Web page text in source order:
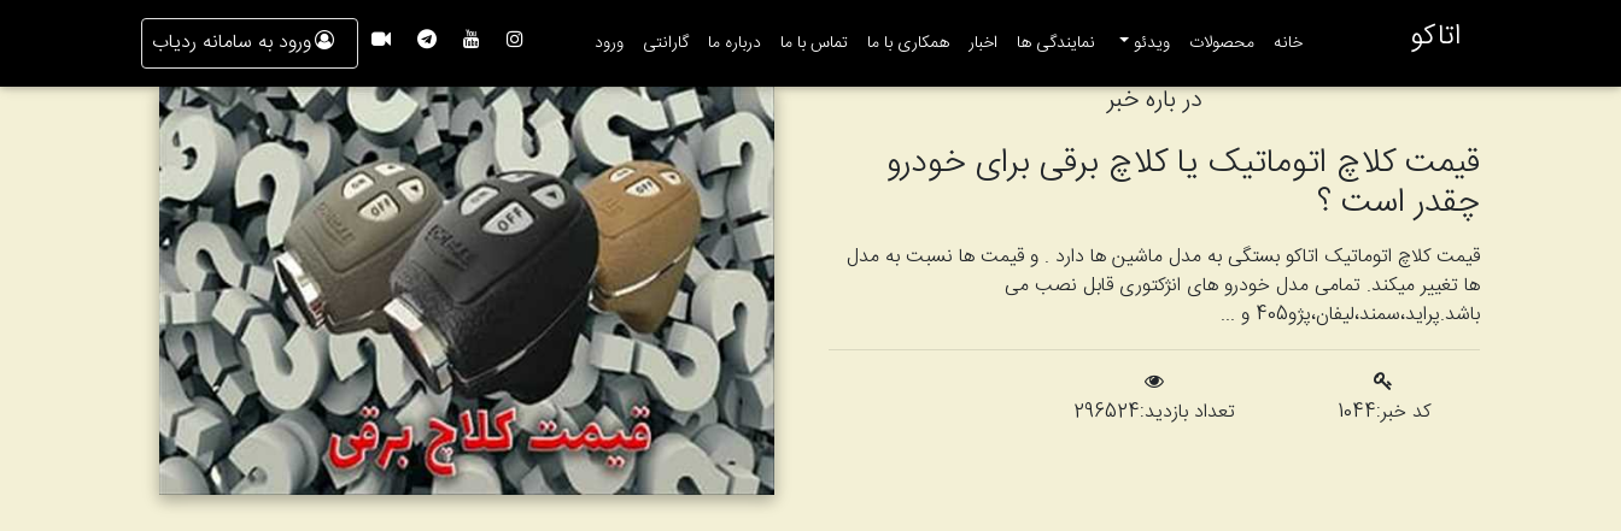
اتاکو خانه محصولات ویدئو نمایندگی ها اخبار همکاری با ما تماس با ما درباره ما گارانتی ورود ورود به سامانه ردیاب
در باره خبر
قیمت کلاچ اتوماتیک یا کلاچ برقی برای خودرو
چقدر است ؟
قیمت کلاچ اتوماتیک اتاکو بستگی به مدل ماشین ها دارد . و قیمت ها نسبت به مدل
ها تغییر میکند. تمامی مدل خودرو های انژکتوری قابل نصب می
باشد.پراید،سمند،لیفان،پژو405 و ...
کد خبر:1044 تعداد بازدید:296524